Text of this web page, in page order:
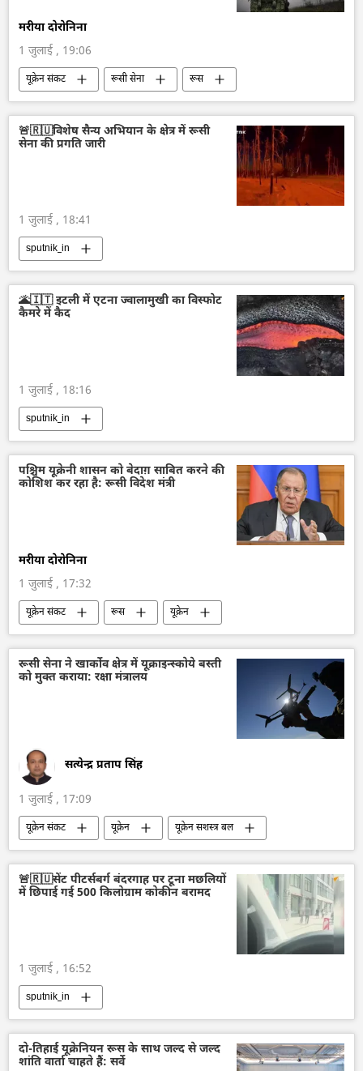
मरीया दोरोनिना
1 जुलाई , 19:06
यूक्रेन संकट रूसी सेना
रूस
यूक्रेन सशस्त्र बल
यूक्रेन
विशेष सैन्य अभियान
राष्ट्रीय सुरक्षा
🚨🇷🇺विशेष सैन्य अभियान के क्षेत्र में रूसी
सेना की प्रगति जारी
1 जुलाई , 18:41
sputnik_in
🌋🇮🇹 इटली में एटना ज्वालामुखी का विस्फोट
कैमरे में कैद
1 जुलाई , 18:16
sputnik_in
पश्चिम यूक्रेनी शासन को बेदाग़ साबित करने की
कोशिश कर रहा है: रूसी विदेश मंत्री
मरीया दोरोनिना
1 जुलाई , 17:32
यूक्रेन संकट रूस
यूक्रेन
विशेष सैन्य अभियान
सामूहिक पश्चिम
अपराध
रूसी विदेश मंत्रालय
रूसी सेना ने खार्कोव क्षेत्र में यूक्राइन्स्कोये बस्ती
को मुक्त कराया: रक्षा मंत्रालय
सत्येन्द्र प्रताप सिंह
1 जुलाई , 17:09
यूक्रेन संकट यूक्रेन
यूक्रेन सशस्त्र बल
रूस
रूसी सैन्य तकनीक
रूसी सेना
काला सागर
रक्षा मंत्रालय (MoD)
🚨🇷🇺सेंट पीटर्सबर्ग बंदरगाह पर टूना मछलियों
में छिपाई गई 500 किलोग्राम कोकीन बरामद
1 जुलाई , 16:52
sputnik_in
दो-तिहाई यूक्रेनियन रूस के साथ जल्द से जल्द
शांति वार्ता चाहते हैं: सर्वे